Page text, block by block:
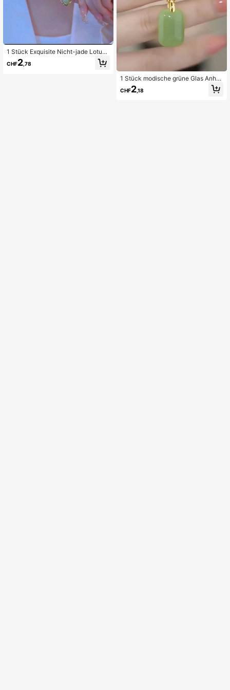
1 Stück Exquisite Nicht-jade Lotus
Anhänger Aus Edelstahl Halskette F
ür Frauen Zum Täglichen Tragen
CHF2 ,78
1 Stück modische grüne Glas Anhä
nger Halskette für Frauen für Party,
Abschlussball
CHF2,18